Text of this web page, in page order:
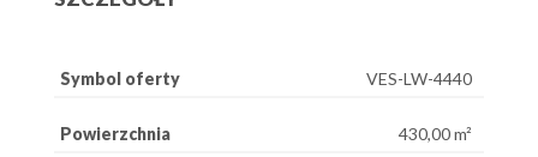
Symbol oferty VES-LW-4440
Powierzchnia 430,00 m²